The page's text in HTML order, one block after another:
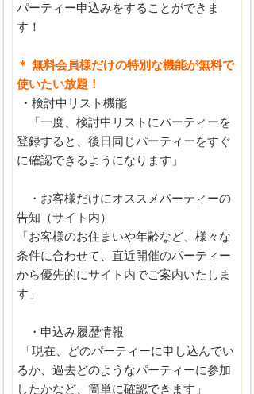
パーティー申込みをすることができま
す！
＊ 無料会員様だけの特別な機能が無料で
使いたい放題！
・検討中リスト機能
「一度、検討中リストにパーティーを
登録すると、後日同じパーティーをすぐ
に確認できるようになります」
・お客様だけにオススメパーティーの
告知（サイト内）
「お客様のお住まいや年齢など、様々な
条件に合わせて、直近開催のパーティー
から優先的にサイト内でご案内いたしま
す」
・申込み履歴情報
「現在、どのパーティーに申し込んでい
るか、過去どのようなパーティーに参加
したかなど、簡単に確認できます」